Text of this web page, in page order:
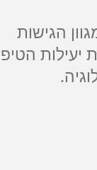
הגישות
יעילות